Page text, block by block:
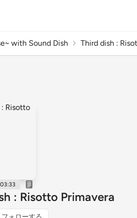
with Sound Dish Third dish :
03:33
: Risotto Primavera